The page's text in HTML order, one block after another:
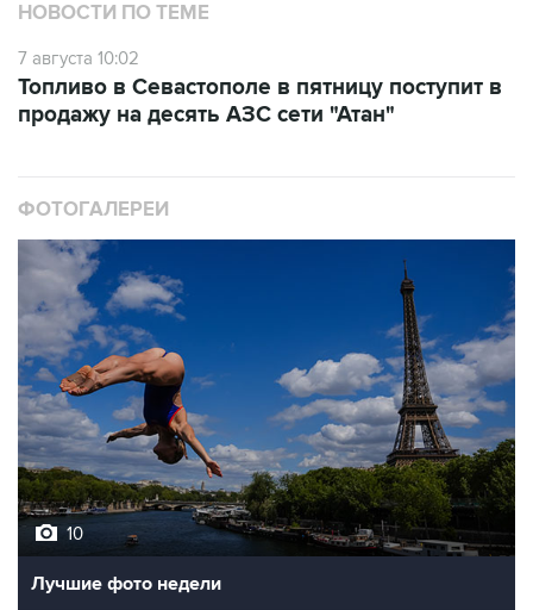
НОВОСТИ ПО ТЕМЕ
7 августа 10:02
Топливо в Севастополе в пятницу поступит в
продажу на десять АЗС сети "Атан"
ФОТОГАЛЕРЕИ
10
Лучшие фото недели